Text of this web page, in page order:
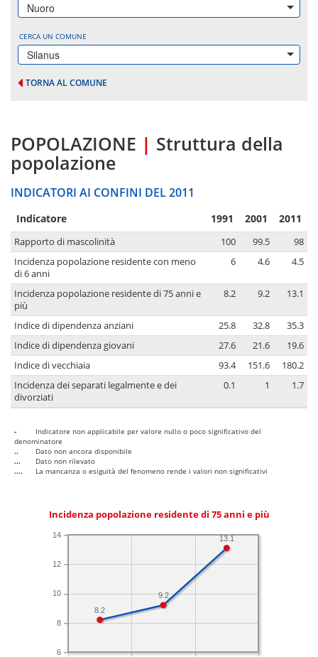
Nuoro
CERCA UN COMUNE
Silanus
TORNA AL COMUNE
POPOLAZIONE | Struttura della
popolazione
INDICATORI AI CONFINI DEL 2011
Indicatore 1991 2001 2011
Rapporto di mascolinità 100 99.5
98
Incidenza popolazione residente con meno
di 6 anni
6 4.6 4.5
Incidenza popolazione residente di 75 anni e
più
8.2 9.2 13.1
Indice di dipendenza anziani 25.8 32.8
35.3
Indice di dipendenza giovani
27.6 21.6
19.6
Indice di vecchiaia
93.4 151.6
180.2
Incidenza dei separati legalmente e dei
divorziati
0.1 1 1.7
-
Indicatore non applicabile per valore nullo o poco significativo del
denominatore
..
Dato non ancora disponibile
...
Dato non rilevato
....
La mancanza o esiguità del fenomeno rende i valori non significativi
Incidenza popolazione residente di 75 anni e più
6
8
10
12
14 13.1
9.2
8.2